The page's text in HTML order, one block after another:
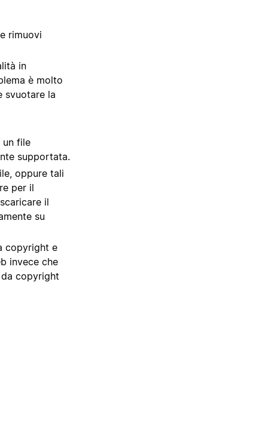
rimuovi
in
è molto
svuotare la
un file
supportata.
oppure tali
per il
il
su
copyright e
invece che
copyright